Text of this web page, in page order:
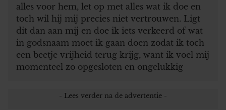
alles voor hem, let op met alles wat ik doe en
toch wil hij mij precies niet vertrouwen. Ligt
dit dan aan mij en doe ik iets verkeerd of wat
in godsnaam moet ik gaan doen zodat ik toch
een beetje vrijheid terug krijg, want ik voel mij
momenteel zo opgesloten en ongelukkig